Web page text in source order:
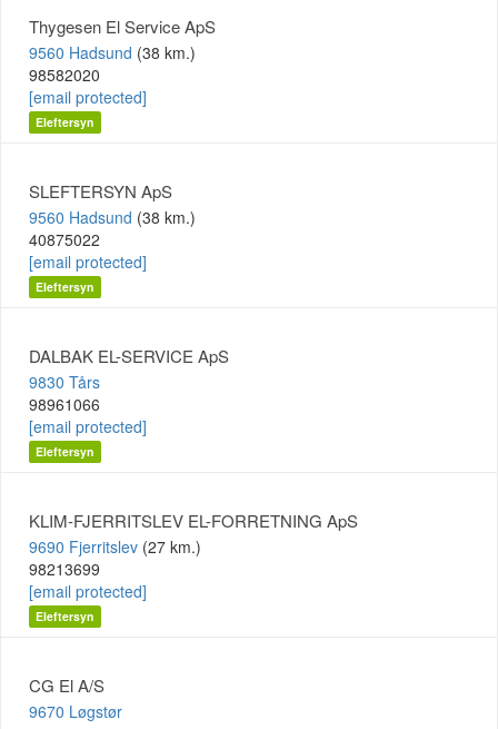
Thygesen El Service ApS
9560 Hadsund (38 km.)
98582020
[email protected]
Eleftersyn
SLEFTERSYN ApS
9560 Hadsund (38 km.)
40875022
[email protected]
Eleftersyn
DALBAK EL-SERVICE ApS
9830 Tårs
98961066
[email protected]
Eleftersyn
KLIM-FJERRITSLEV EL-FORRETNING ApS
9690 Fjerritslev (27 km.)
98213699
[email protected]
Eleftersyn
CG El A/S
9670 Løgstør